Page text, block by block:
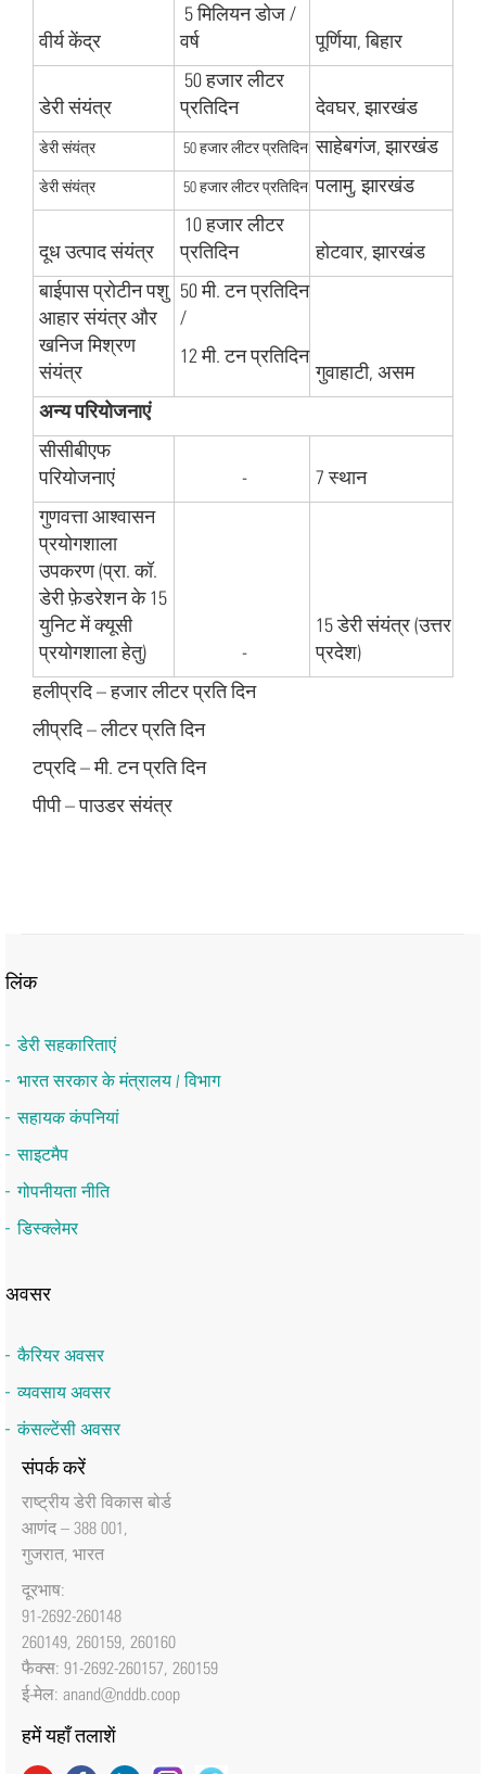
वीर्य केंद्र
5 मिलियन डोज /
वर्ष
पूर्णिया, बिहार
डेरी संयंत्र
50 हजार लीटर
प्रतिदिन
देवघर, झारखंड
डेरी संयंत्र 50 हजार लीटर प्रतिदिन साहेबगंज, झारखंड
डेरी संयंत्र 50 हजार लीटर प्रतिदिन पलामु, झारखंड
दूध उत्पाद संयंत्र
10 हजार लीटर
प्रतिदिन
होटवार, झारखंड
बाईपास प्रोटीन पशु
आहार संयंत्र और
खनिज मिश्रण
संयंत्र
50 मी. टन प्रतिदिन
/
12 मी. टन प्रतिदिन
गुवाहाटी, असम
अन्य परियोजनाएं
सीसीबीएफ
परियोजनाएं
-
7 स्थान
गुणवत्ता आश्वासन
प्रयोगशाला
उपकरण (प्रा. कॉ.
डेरी फ़ेडरेशन के 15
युनिट में क्यूसी
प्रयोगशाला हेतु)
-
15 डेरी संयंत्र (उत्तर
प्रदेश)
हलीप्रदि – हजार लीटर प्रति दिन
लीप्रदि – लीटर प्रति दिन
टप्रदि – मी. टन प्रति दिन
पीपी – पाउडर संयंत्र
लिंक
डेरी सहकारिताएं
भारत सरकार के मंत्रालय / विभाग
सहायक कंपनियां
साइटमैप
गोपनीयता नीति
डिस्क्लेमर
अवसर
कैरियर अवसर
व्यवसाय अवसर
कंसल्टेंसी अवसर
संपर्क करें
राष्‍ट्रीय डेरी विकास बोर्ड
आणंद – 388 001,
गुजरात, भारत
दूरभाष:
91-2692-260148
260149, 260159, 260160
फैक्‍स: 91-2692-260157, 260159
ई-मेल: anand@nddb.coop
हमें यहाँ तलाशें